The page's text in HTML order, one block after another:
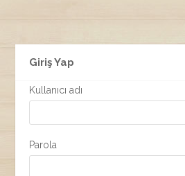
Giriş Yap
Kullanıcı adı
Parola